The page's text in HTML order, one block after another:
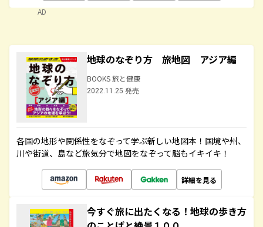
AD
地球のなぞり方 旅地図 アジア編
BOOKS 旅と健康
2022.11.25 発売
各国の地形や関係性をなぞって学ぶ新しい地図本！国境や州、
川や街道、島など旅気分で地図をなぞって脳もイキイキ！
詳細を見る
今すぐ旅に出たくなる！地球の歩き方